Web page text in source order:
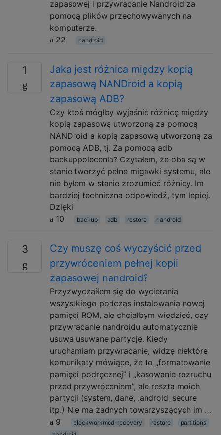
zapasowej i przywracanie Nandroid za
pomocą plików przechowywanych na
komputerze.
22
nandroid
1
Jaka jest różnica między kopią
zapasową NANDroid a kopią
zapasową ADB?
Czy ktoś mógłby wyjaśnić różnicę między
kopią zapasową utworzoną za pomocą
NANDroid a kopią zapasową utworzoną za
pomocą ADB, tj. Za pomocą adb
backuppolecenia? Czytałem, że oba są w
stanie tworzyć pełne migawki systemu, ale
nie byłem w stanie zrozumieć różnicy. Im
bardziej techniczna odpowiedź, tym lepiej.
Dzięki.
10
backup adb restore nandroid
3
Czy muszę coś wyczyścić przed
przywróceniem pełnej kopii
zapasowej nandroid?
Przyzwyczaiłem się do wycierania
wszystkiego podczas instalowania nowej
pamięci ROM, ale chciałbym wiedzieć, czy
przywracanie nandroidu automatycznie
usuwa usuwane partycje. Kiedy
uruchamiam przywracanie, widzę niektóre
komunikaty mówiące, że to „formatowanie
pamięci podręcznej” i „kasowanie rozruchu
przed przywróceniem”, ale reszta moich
partycji (system, dane, .android_secure
itp.) Nie ma żadnych towarzyszących im …
9
clockworkmod-recovery restore
partitions